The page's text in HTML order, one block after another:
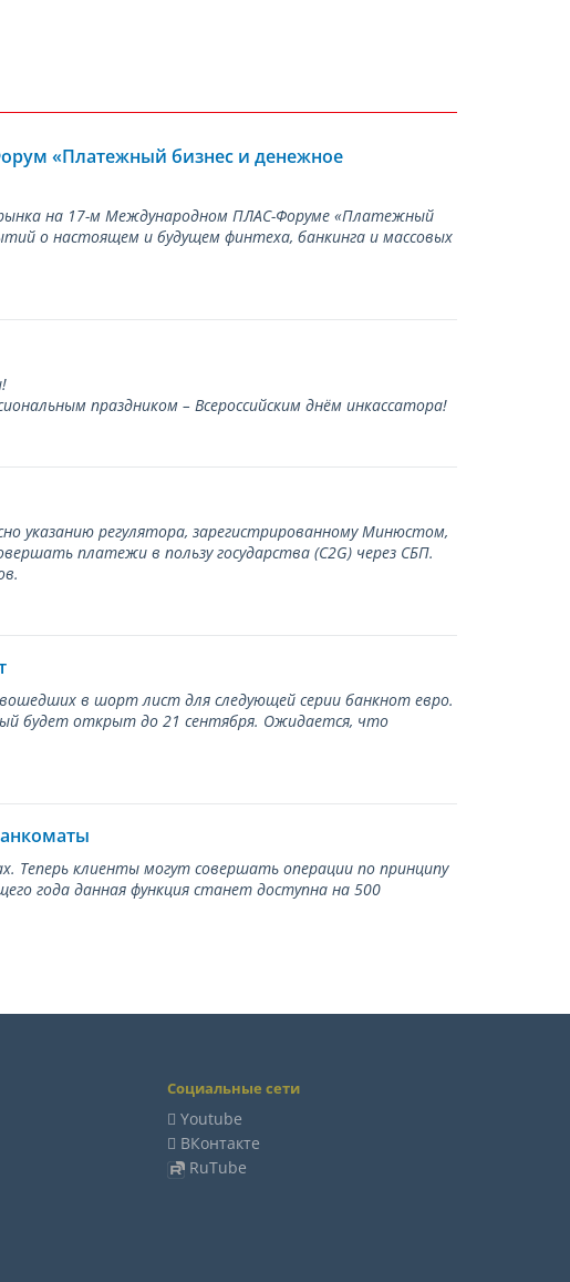
«Платежный бизнес и денежное
на 17-м Международном ПЛАС-Форуме «Платежный
о настоящем и будущем финтеха, банкинга и массовых
праздником – Всероссийским днём инкассатора!
указанию регулятора, зарегистрированному Минюстом,
платежи в пользу государства (С2G) через СБП.
в шорт лист для следующей серии банкнот евро.
будет открыт до 21 сентября. Ожидается, что
Теперь клиенты могут совершать операции по принципу
года данная функция станет доступна на 500
Социальные сети
Youtube
ВКонтакте
RuTube